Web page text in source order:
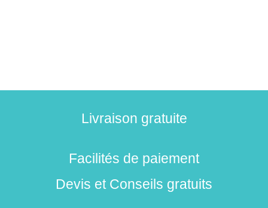
Livraison gratuite
Facilités de paiement
Devis et Conseils gratuits